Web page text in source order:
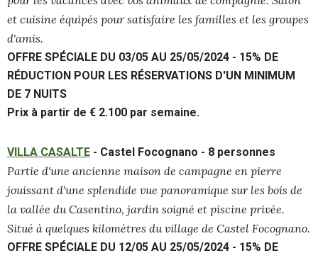
et cuisine équipés pour satisfaire les familles et les groupes
d'amis.
OFFRE SPÉCIALE DU 03/05 AU 25/05/2024 - 15% DE
RÉDUCTION POUR LES RÉSERVATIONS D'UN MINIMUM
DE 7 NUITS
Prix à partir de € 2.100 par semaine.
VILLA CASALTE - Castel Focognano - 8 personnes
Partie d'une ancienne maison de campagne en pierre
jouissant d'une splendide vue panoramique sur les bois de
la vallée du Casentino, jardin soigné et piscine privée.
Situé à quelques kilomètres du village de Castel Focognano.
OFFRE SPÉCIALE DU 12/05 AU 25/05/2024 - 15% DE